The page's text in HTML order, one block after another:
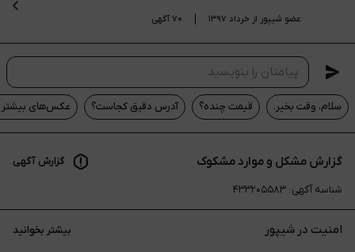
عضو شیپور از خرداد ۱۳۹۷ ۷۰ آگهی
سلام، وقت بخیر. قیمت چنده؟ آدرس دقیق کجاست؟ عکس‌های بیشتر
گزارش مشکل و موارد مشکوک گزارش آگهی
شناسه آگهی: ۴۳۳۲۰۵۵۸۳
امنیت در شیپور بیشتر بخوانید